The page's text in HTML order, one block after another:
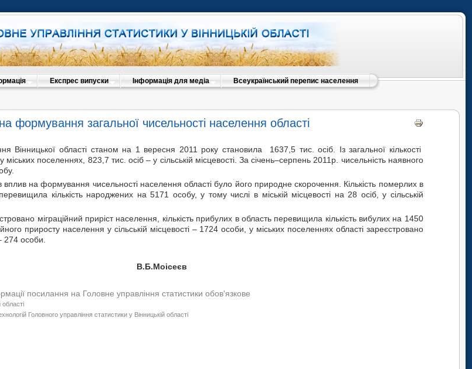
Експрес випуски Інформація для медіа Всеукраїнський перепис населення
формування загальної чисельності населення області
Вінницької області станом на 1 вересня 2011 року становила 1637,5 тис. осіб. Із загальної кількості
поселеннях, 823,7 тис. осіб – у сільській місцевості. За січень–серпень 2011р. чисельність наявного
на формування чисельності населення області було його природне скорочення. Кількість померлих в
кількість народжених на 5171 особу, у тому числі в міській місцевості на 28 осіб, у сільській
міграційний приріст населення, кількість прибулих в область перевищила кількість вибулих на 1450
приросту населення у сільській місцевості – 1724 особи, у міських поселеннях області зареєстровано
274 особи.
В.Б.Моісеєв
посилання на Головне управління статистики обов'язкове
Головного управління статистики у Вінницькій області